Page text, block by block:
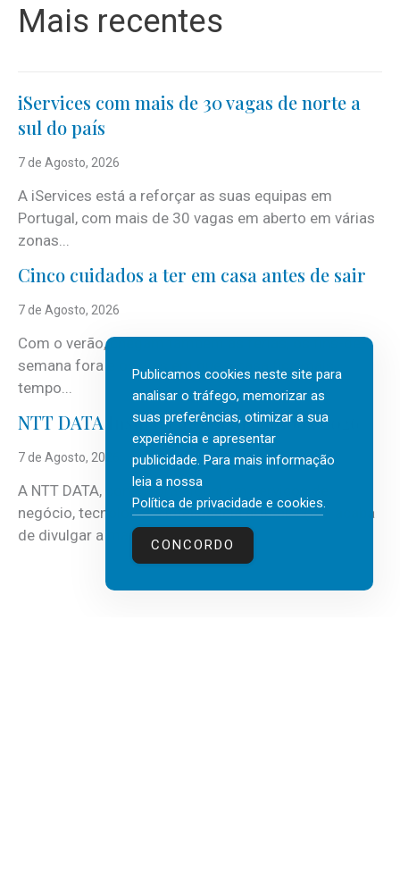
Mais recentes
iServices com mais de 30 vagas de norte a
sul do país
7 de Agosto, 2026
A iServices está a reforçar as suas equipas em
Portugal, com mais de 30 vagas em aberto em várias
zonas...
Cinco cuidados a ter em casa antes de sair
7 de Agosto, 2026
Com o verão, chegam também as férias, os fins-de-
semana fora e os dias em que a casa fica mais
tempo...
NTT DATA Insurtech Global Outlook 2026
7 de Agosto, 2026
A NTT DATA, consultora global em serviços de
negócio, tecnologia e inteligência artificial (IA), acaba
de divulgar a mais recente...
Publicamos cookies neste site para
analisar o tráfego, memorizar as
suas preferências, otimizar a sua
experiência e apresentar
publicidade. Para mais informação
leia a nossa
Política de privacidade e cookies.
CONCORDO